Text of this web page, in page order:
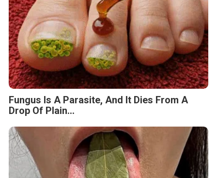
Fungus Is A Parasite, And It Dies From A
Drop Of Plain...